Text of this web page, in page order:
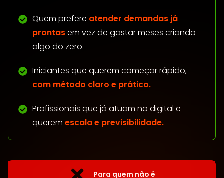
Quem prefere atender demandas já
prontasem vez de gastar meses criando
algo do zero.
Iniciantes que querem começar rápido,
com método claro e prático.
Profissionais que já atuam no digital e
querem escala e previsibilidade.
Para quem não é